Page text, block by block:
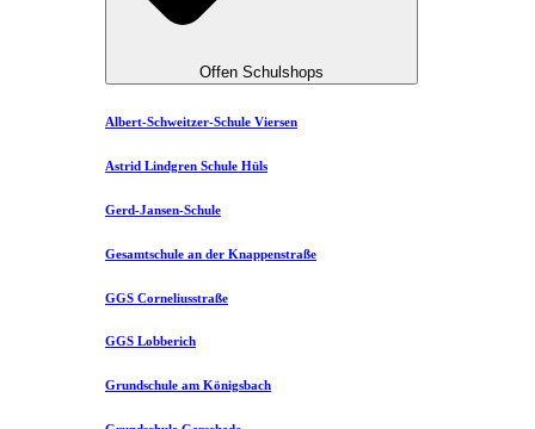
Offen Schulshops
Albert-Schweitzer-Schule Viersen
Astrid Lindgren Schule Hüls
Gerd-Jansen-Schule
Gesamtschule an der Knappenstraße
GGS Corneliusstraße
GGS Lobberich
Grundschule am Königsbach